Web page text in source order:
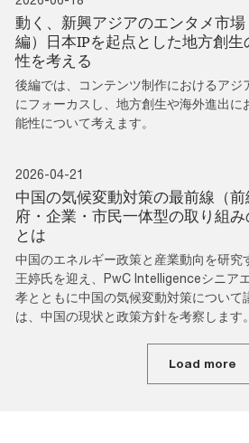
動く、新興アジアのエンタメ市場
編）日本IPを起点とした地方創生
性を考える
後編では、コンテンツ制作におけるアジ
にフォーカスし、地方創生や海外進出に
能性について考えます。
2026-04-21
中国の気候変動対策の最前線（前
府・企業・市民一体型の取り組み
とは
中国のエネルギー政策と産業動向を研究
王婷氏を迎え、PwC Intelligenceシニア
孝とともに中国の気候変動対策について
は、中国の現状と政策方針を考察します。
Load more